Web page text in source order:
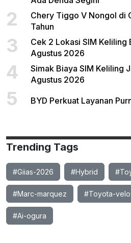
2
Chery Tiggo V Nongol di
Tahun
3
Cek 2 Lokasi SIM Keliling
Agustus 2026
4
Simak Biaya SIM Keliling
Agustus 2026
5 BYD Perkuat Layanan
Trending Tags
#Giias-2026 #Hybrid
#Marc-marquez #Toyota-
#Ai-ogura